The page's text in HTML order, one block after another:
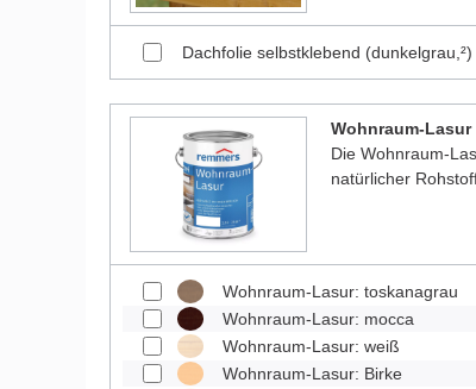
Dachfolie selbstklebend (dunkelgrau,²)
Wohnraum-Lasur
Die Wohnraum-
natürlicher
Wohnraum-Lasur: toskanagrau
Wohnraum-Lasur: mocca
Wohnraum-Lasur: weiß
Wohnraum-Lasur: Birke